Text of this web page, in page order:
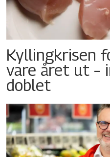
Kyllingkrisen
vare året ut –
doblet